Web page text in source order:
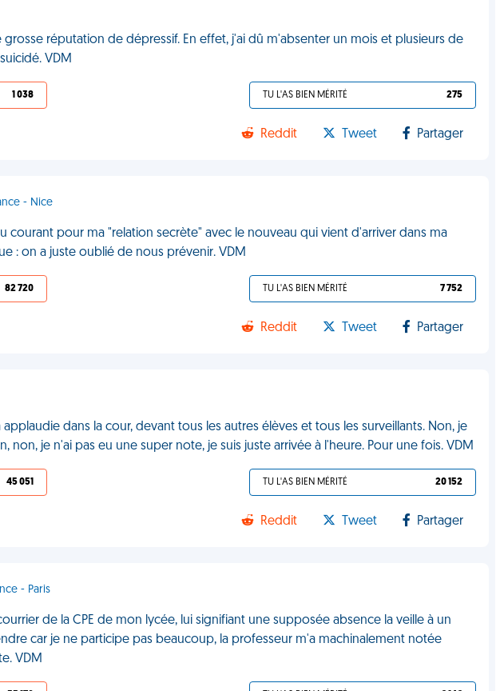
grosse réputation de dépressif. En effet, j'ai dû m'absenter un mois et plusieurs de
VDM
1 038 TU L'AS BIEN MÉRITÉ 275
Reddit Tweet Partager
- Nice
courant pour ma "relation secrète" avec le nouveau qui vient d'arriver dans ma
: on a juste oublié de nous prévenir. VDM
82 720 TU L'AS BIEN MÉRITÉ 7 752
Reddit Tweet Partager
dans la cour, devant tous les autres élèves et tous les surveillants. Non, je
non, je n'ai pas eu une super note, je suis juste arrivée à l'heure. Pour une fois. VDM
45 051 TU L'AS BIEN MÉRITÉ 20 152
Reddit Tweet Partager
- Paris
de la CPE de mon lycée, lui signifiant une supposée absence la veille à un
car je ne participe pas beaucoup, la professeur m'a machinalement notée
VDM